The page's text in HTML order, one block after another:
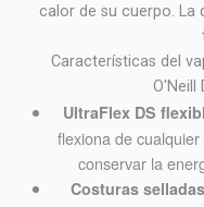
calor de su cuerpo. La
Características del
O'Neill
UltraFlex DS
flexiona de
conservar la
Costuras